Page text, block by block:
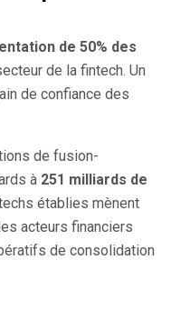
de 50% des
de la fintech. Un
de confiance des
de fusion-
à 251 milliards de
établies mènent
acteurs financiers
de consolidation